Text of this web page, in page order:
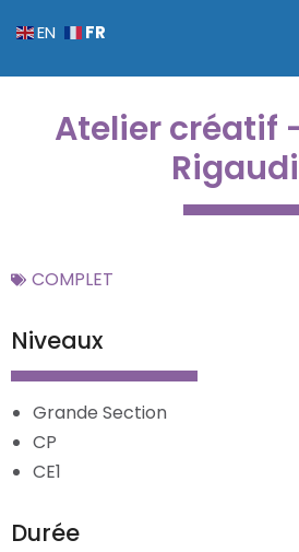
Atelier créatif
COMPLET
Niveaux
Grande Section
CP
CE1
Durée
EN FR